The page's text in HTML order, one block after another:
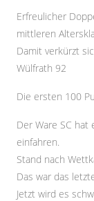
Erfreulicher
mittleren
Damit verkürzt
Wülfrath 92
Die ersten 100
Der Ware SC
einfahren.
Stand nach
Das war das
Jetzt wird es